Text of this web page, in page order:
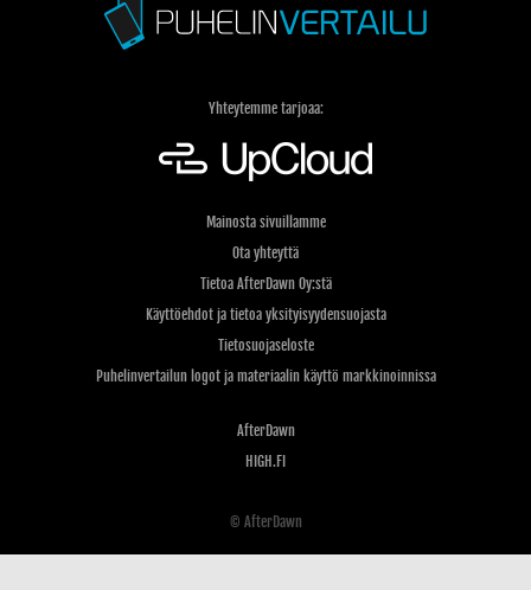
Yhteytemme tarjoaa:
Mainosta sivuillamme
Ota yhteyttä
Tietoa AfterDawn Oy:stä
Käyttöehdot ja tietoa yksityisyydensuojasta
Tietosuojaseloste
Puhelinvertailun logot ja materiaalin käyttö markkinoinnissa
AfterDawn
HIGH.FI
© AfterDawn